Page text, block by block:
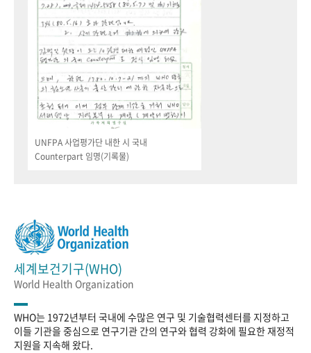
UNFPA 사업평가단 내한 시 국내
Counterpart 임명(기록물)
세계보건기구(WHO)
World Health Organization
WHO는 1972년부터 국내에 수많은 연구 및 기술협력센터를 지정하고
이들 기관을 중심으로 연구기관 간의 연구와 협력 강화에 필요한 재정적
지원을 지속해 왔다.